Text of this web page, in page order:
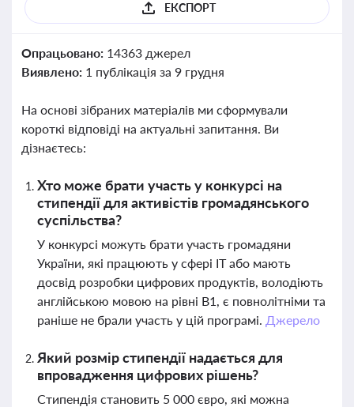
ЕКСПОРТ
Опрацьовано: 14363 джерел
Виявлено: 1 публікація за 9 грудня
На основі зібраних матеріалів ми сформували
короткі відповіді на актуальні запитання. Ви
дізнаєтесь:
Хто може брати участь у конкурсі на
стипендії для активістів громадянського
суспільства?
У конкурсі можуть брати участь громадяни
України, які працюють у сфері IT або мають
досвід розробки цифрових продуктів, володіють
англійською мовою на рівні B1, є повнолітніми та
раніше не брали участь у цій програмі. Джерело
Який розмір стипендії надається для
впровадження цифрових рішень?
Стипендія становить 5 000 євро, які можна